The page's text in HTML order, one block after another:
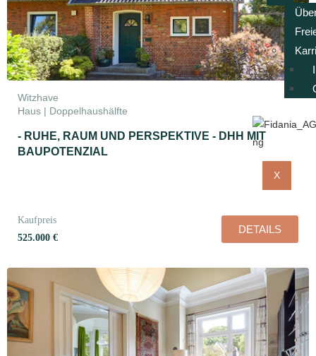
X
Witzhave
Haus | Doppelhaushälfte
- RUHE, RAUM UND PERSPEKTIVE - DHH MIT
BAUPOTENZIAL
Kaufpreis
525.000 €
DETAILS